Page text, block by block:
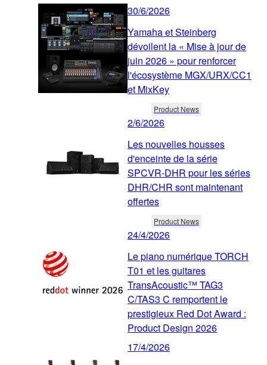
30/6/2026
Yamaha et Steinberg
dévoilent la « Mise à jour de
juin 2026 » pour renforcer
l'écosystème MGX/URX/CC1
et MixKey
Product News
2/6/2026
Les nouvelles housses
d'enceinte de la série
SPCVR-DHR pour les séries
DHR/CHR sont maintenant
offertes
Product News
24/4/2026
Le piano numérique TORCH
T01 et les guitares
TransAcoustic™ TAG3
C/TAS3 C remportent le
prestigieux Red Dot Award :
Product Design 2026
17/4/2026